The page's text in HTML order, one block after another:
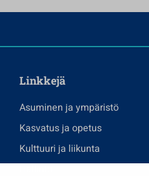
Linkkejä
Asuminen ja ympäristö
Kasvatus ja opetus
Kulttuuri ja liikunta